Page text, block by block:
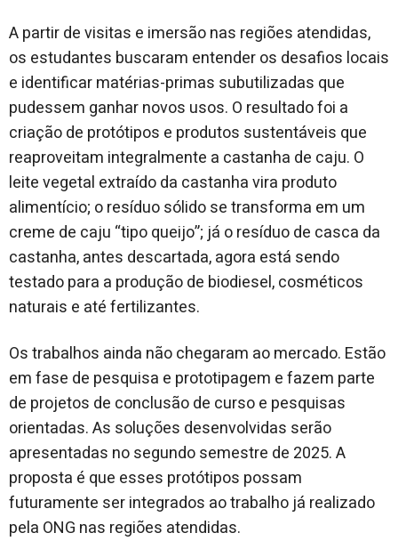
A partir de visitas e imersão nas regiões atendidas,
os estudantes buscaram entender os desafios locais
e identificar matérias-primas subutilizadas que
pudessem ganhar novos usos. O resultado foi a
criação de protótipos e produtos sustentáveis que
reaproveitam integralmente a castanha de caju. O
leite vegetal extraído da castanha vira produto
alimentício; o resíduo sólido se transforma em um
creme de caju “tipo queijo”; já o resíduo de casca da
castanha, antes descartada, agora está sendo
testado para a produção de biodiesel, cosméticos
naturais e até fertilizantes.
Os trabalhos ainda não chegaram ao mercado. Estão
em fase de pesquisa e prototipagem e fazem parte
de projetos de conclusão de curso e pesquisas
orientadas. As soluções desenvolvidas serão
apresentadas no segundo semestre de 2025. A
proposta é que esses protótipos possam
futuramente ser integrados ao trabalho já realizado
pela ONG nas regiões atendidas.